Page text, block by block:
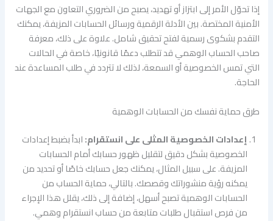
إذا تحوّل الأمر إلى ابتزاز أو تهديد، يصبح من الضروري التعاون مع الجهات
الأمنية المختصة. بين الأدلة الرقمية ورسائل الحسابات المزيفة، يمكنك
التقدم بشكوى رسمية لفتح تحقيق شامل. علاوة على ذلك، معرفة
صاحب الحساب الوهمي قد تتطلب دعمًا قانونيًا، خاصة في الحالات
التي تمس الخصوصية أو السمعة، لذلك لا تتردد في طلب المساعدة عند
الحاجة.
طرق حماية نفسك من الحسابات الوهمية
إعدادات الخصوصية المثلى على انستقرام:ابدأ بضبط إعدادات
الخصوصية بشكل دقيق لتقليل ظهور حسابك أمام الحسابات
المزيفة. على سبيل المثال، يمكنك جعل حسابك خاصًا أو تحديد من
يمكنه رؤية منشوراتك وقصصك. بالتالي، حماية الحساب من
الحسابات الوهمية تصبح أسهل، إضافة إلى ذلك، يقلل هذا الإجراء
من فرص استقبال طلبات متابعة من حساب انستقرام وهمي.